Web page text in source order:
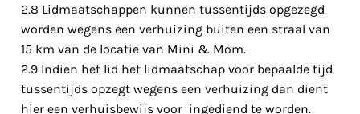
2.8 Lidmaatschappen kunnen tussentijds opgezegd
worden wegens een verhuizing buiten een straal van
15 km van de locatie van Mini & Mom.
2.9 Indien het lid het lidmaatschap voor bepaalde tijd
tussentijds opzegt wegens een verhuizing dan dient
hier een verhuisbewijs voor ingediend te worden.